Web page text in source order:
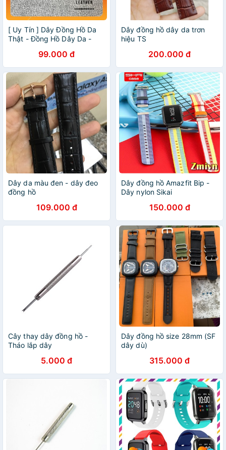
[ Uy Tín ] Dây Đồng Hồ Da
Thật - Đồng Hồ Dây Da -
99.000 đ
Dây đồng hồ dây da trơn
hiệu TS
200.000 đ
Dây da màu đen - dây đeo
đồng hồ
109.000 đ
Dây đồng hồ Amazfit Bip -
Dây nylon Sikai
150.000 đ
Cây thay dây đồng hồ -
Tháo lắp dây
5.000 đ
Dây đồng hồ size 28mm (SF
dây dù)
315.000 đ